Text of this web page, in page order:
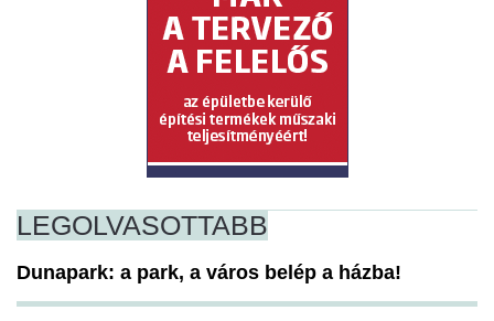
LEGOLVASOTTABB
Dunapark: a park, a város belép a házba!